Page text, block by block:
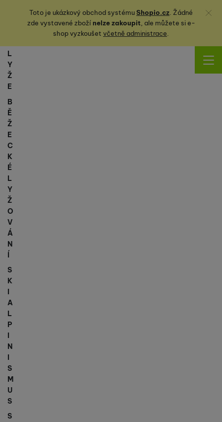
Toto je ukázkový obchod systémuShopio.cz. Žádné
zde vystavené zbožínelze zakoupit, ale můžete sie-
shop vyzkoušet včetně administrace.
Zavřít
L
Y
Ž
E
B
Ě
Ž
E
C
K
É
L
Y
Ž
O
V
Á
N
Í
S
K
I
A
L
P
I
N
I
S
M
U
S
S